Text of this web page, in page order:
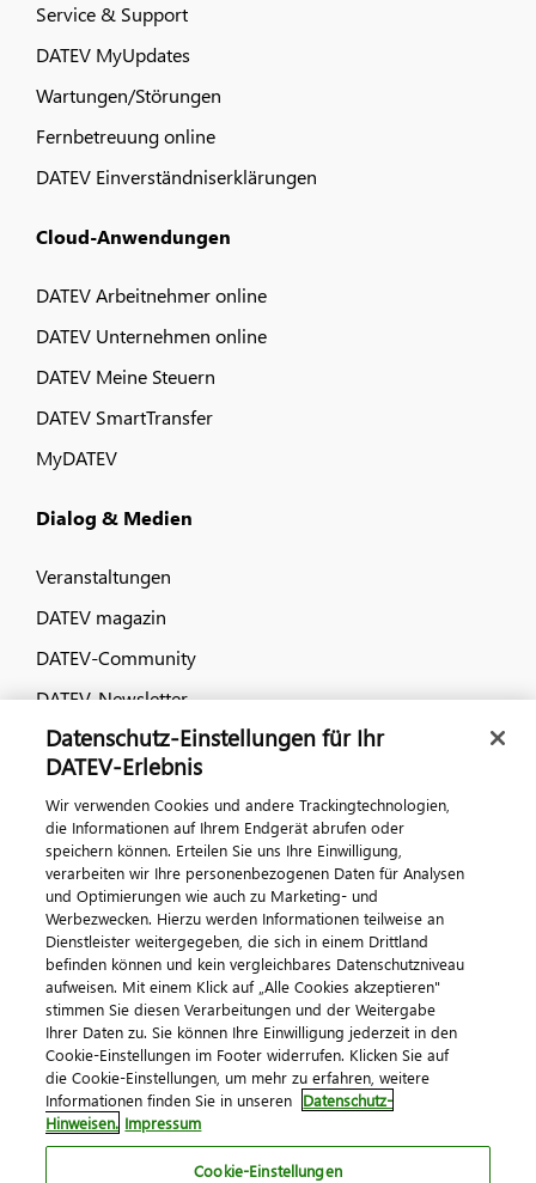
Service & Support
DATEV MyUpdates
Wartungen/Störungen
Fernbetreuung online
DATEV Einverständniserklärungen
Cloud-Anwendungen
DATEV Arbeitnehmer online
DATEV Unternehmen online
DATEV Meine Steuern
DATEV SmartTransfer
MyDATEV
Dialog & Medien
Veranstaltungen
DATEV magazin
DATEV-Community
DATEV-Newsletter
Kontaktieren Sie uns
© 2026 DATEV eG
ImpressumDatenschutzAGB Kontakt
Cookie-Einstellungen
Datenschutz-Einstellungen für Ihr
DATEV-Erlebnis
Wir verwenden Cookies und andere Trackingtechnologien,
die Informationen auf Ihrem Endgerät abrufen oder
speichern können. Erteilen Sie uns Ihre Einwilligung,
verarbeiten wir Ihre personenbezogenen Daten für Analysen
und Optimierungen wie auch zu Marketing- und
Werbezwecken. Hierzu werden Informationen teilweise an
Dienstleister weitergegeben, die sich in einem Drittland
befinden können und kein vergleichbares Datenschutzniveau
aufweisen. Mit einem Klick auf „Alle Cookies akzeptieren"
stimmen Sie diesen Verarbeitungen und der Weitergabe
Ihrer Daten zu. Sie können Ihre Einwilligung jederzeit in den
Cookie-Einstellungen im Footer widerrufen. Klicken Sie auf
die Cookie-Einstellungen, um mehr zu erfahren, weitere
Informationen finden Sie in unseren Datenschutz-
Hinweisen. Impressum
Cookie-Einstellungen